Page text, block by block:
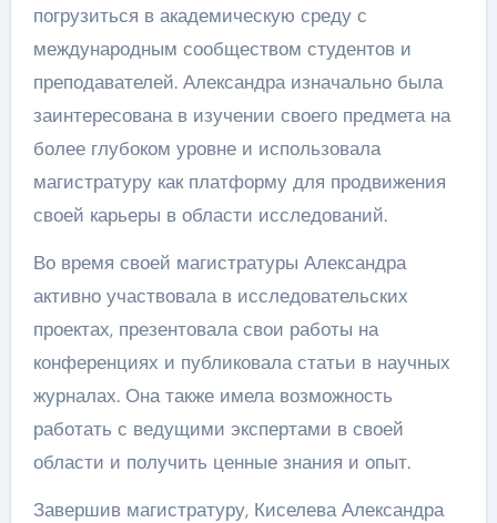
погрузиться в академическую среду с
международным сообществом студентов и
преподавателей. Александра изначально была
заинтересована в изучении своего предмета на
более глубоком уровне и использовала
магистратуру как платформу для продвижения
своей карьеры в области исследований.
Во время своей магистратуры Александра
активно участвовала в исследовательских
проектах, презентовала свои работы на
конференциях и публиковала статьи в научных
журналах. Она также имела возможность
работать с ведущими экспертами в своей
области и получить ценные знания и опыт.
Завершив магистратуру, Киселева Александра